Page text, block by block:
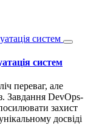
систем
переваг, але
Завдання DevOps-
захист
досвіді